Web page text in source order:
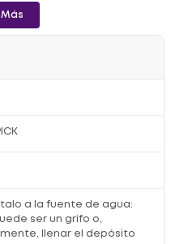
girada 360 grados.
a la fuente de agua:
ser un grifo o,
llenar el depósito